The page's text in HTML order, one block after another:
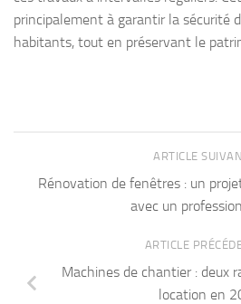
principalement à garantir la sécurité
habitants, tout en préservant le
ARTICLE
Rénovation de fenêtres : un
avec un
ARTICLE
Machines de chantier : deux
location en